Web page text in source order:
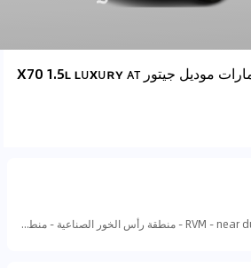
،| الأسعار والعروض الإمارات موديل جيتور X70 1.5ʟ ʟᴜxᴜʀʏ ᴀᴛ
5998+RVM - near dubai mall - منطقة رأس الخور الصناعية - منطقة رأس الخور الصناعية - ٣ - دبي - الإمارات العربية المتحدة